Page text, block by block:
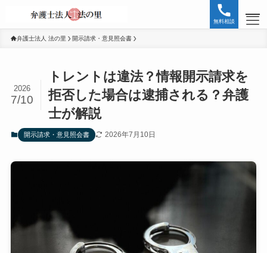
無料相談お問い合わせ
SNS誹謗中傷
誹謗中傷
無料相談
弁護士法人 法の里 開示請求・意見照会書
トレントは違法？情報開示請求を
拒否した場合は逮捕される？弁護
士が解説
2026
7/10
開示請求・意見照会書 2026年7月10日